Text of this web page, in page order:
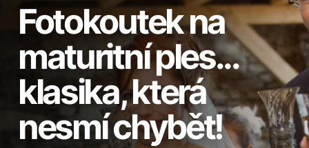
Fotokoutek na
maturitní ples...
klasika, která
nesmí chybět!